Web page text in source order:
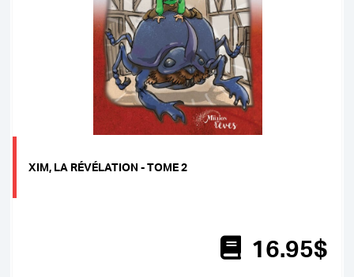
XIM, LA RÉVÉLATION - TOME 2
16.95$